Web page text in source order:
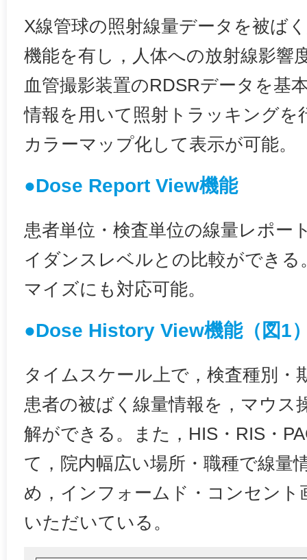
X線管球の照射線量データを被ば
機能を有し，人体への放射線影響
血管撮影装置のRDSRデータを基
情報を用いて照射トラッキングを
カラーマップ化して表示が可能。
●Dose Report View機能
患者単位・検査単位の線量レポー
イダンスレベルとの比較ができ
マイズにも対応可能。
●Dose History View機能（図1
タイムスケール上で，検査種別・
患者の被ばく線量情報を，マウス
解ができる。また，HIS・RIS・
て，院内幅広い場所・職種で線量
め，インフォームド・コンセント
いただいている。